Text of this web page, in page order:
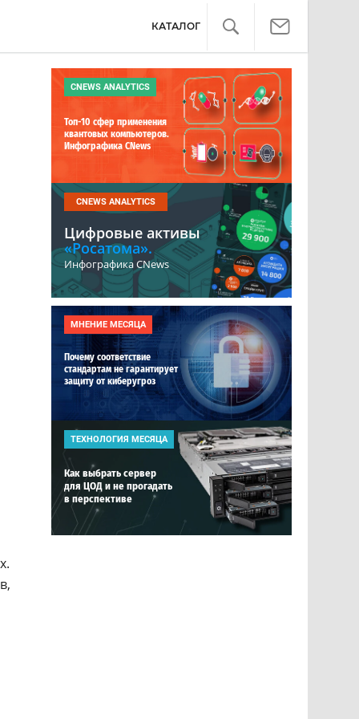
КАТАЛОГ
CNEWS ANALYTICS
Топ-10 сфер применения
квантовых компьютеров.
Инфографика CNews
CNEWS ANALYTICS
Цифровые активы
«Росатома».
Инфографика CNews
МНЕНИЕ МЕСЯЦА
Почему соответствие
стандартам не гарантирует
защиту от киберугроз
ТЕХНОЛОГИЯ МЕСЯЦА
Как выбрать сервер
для ЦОД и не прогадать
в перспективе